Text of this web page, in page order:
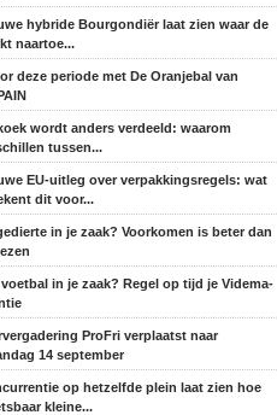
hybride Bourgondiër laat zien waar de
naartoe...
deze periode met De Oranjebal van
wordt anders verdeeld: waarom
tussen...
EU-uitleg over verpakkingsregels: wat
dit voor...
in je zaak? Voorkomen is beter dan
voetbal in je zaak? Regel op tijd je Videma-
ProFri verplaatst naar
14 september
op hetzelfde plein laat zien hoe
kleine...